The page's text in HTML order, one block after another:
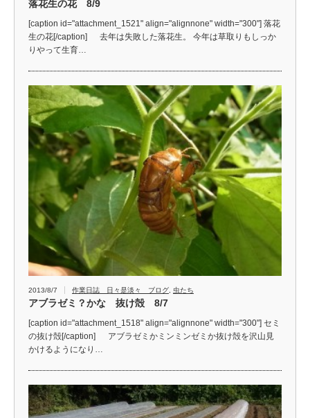
落花生の花 8/9
[caption id="attachment_1521" align="alignnone" width="300"] 落花
生の花[/caption] 去年は失敗した落花生。 今年は草取りもしっか
りやって生育…
2013/8/7 作業日誌 日々是淡々 ブログ 虫たち
アブラゼミ？かな 抜け殻 8/7
[caption id="attachment_1518" align="alignnone" width="300"] セミ
の抜け殻[/caption] アブラゼミかミンミンゼミか抜け殻を沢山見
かけるようになり…